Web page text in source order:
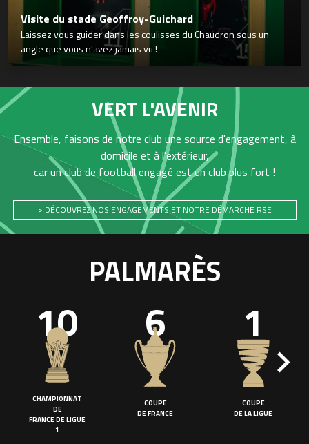
Visite du stade Geoffroy-Guichard
Laissez vous guider dans les coulisses du Chaudron sous un
angle que vous n’avez jamais vu !
VERT L'AVENIR
Ensemble, faisons de notre club une source d'engagement, à
domicile et à l'extérieur,
car un club de football engagé est un club plus fort !
> DÉCOUVREZ NOS ENGAGEMENTS ET NOTRE DÉMARCHE RSE
PALMARÈS
10
CHAMPIONNAT
DE
FRANCE DE LIGUE
1
6
COUPE
DE FRANCE
1
COUPE
DE LA LIGUE